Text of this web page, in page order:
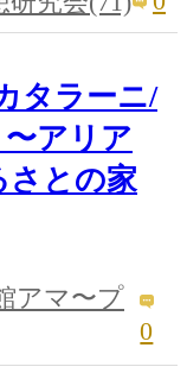
タラーニ/
アリア
さとの家
アマ〜プ
0